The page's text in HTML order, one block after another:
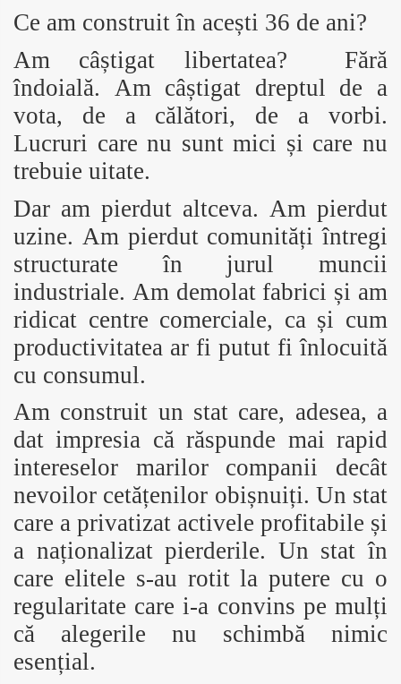
Ce am construit în acești 36 de ani?
Am câștigat libertatea? Fără
îndoială. Am câștigat dreptul de a
vota, de a călători, de a vorbi.
Lucruri care nu sunt mici și care nu
trebuie uitate.
Dar am pierdut altceva. Am pierdut
uzine. Am pierdut comunități întregi
structurate în jurul muncii
industriale. Am demolat fabrici și am
ridicat centre comerciale, ca și cum
productivitatea ar fi putut fi înlocuită
cu consumul.
Am construit un stat care, adesea, a
dat impresia că răspunde mai rapid
intereselor marilor companii decât
nevoilor cetățenilor obișnuiți. Un stat
care a privatizat activele profitabile și
a naționalizat pierderile. Un stat în
care elitele s-au rotit la putere cu o
regularitate care i-a convins pe mulți
că alegerile nu schimbă nimic
esențial.